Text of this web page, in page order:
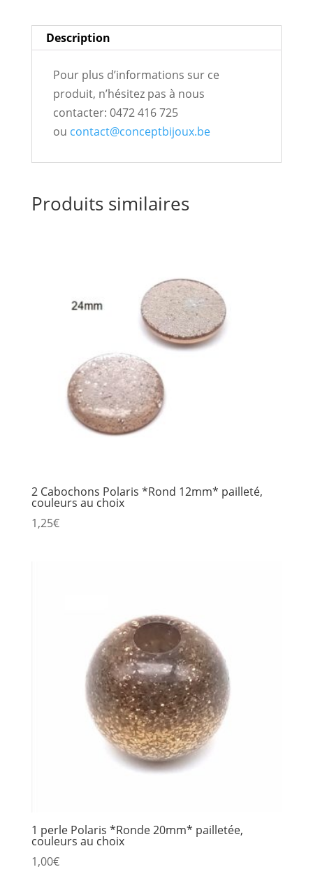
choix
e
:
Description
Pour plus d’informations sur ce
produit, n’hésitez pas à nous
contacter: 0472 416 725
ou contact@conceptbijoux.be
Produits similaires
2 Cabochons Polaris *Rond 12mm* pailleté,
couleurs au choix
1,25€
1 perle Polaris *Ronde 20mm* pailletée,
couleurs au choix
1,00€